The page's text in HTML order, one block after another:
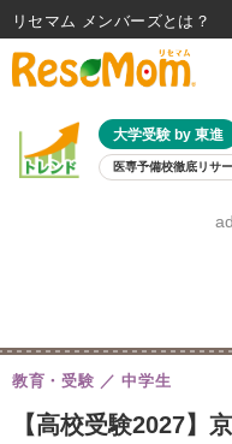
大学受験 by 東進
医専予備校徹底リサ
8月開
【高校受験2027】
教育・受験 中学生
リセマム メンバーズ